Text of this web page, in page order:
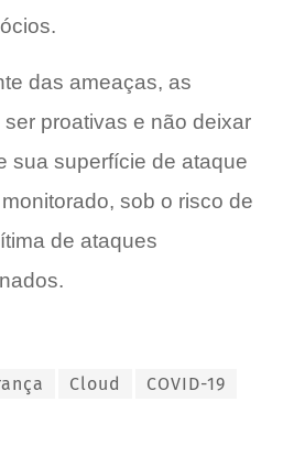
das ameaças, as
proativas e não deixar
sua superfície de ataque
sob o risco de
de ataques
Cloud
COVID-19